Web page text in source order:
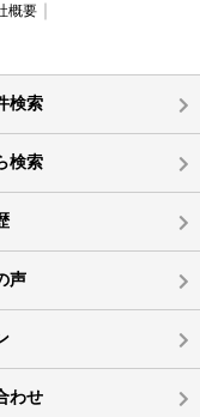
概要
検索
検索
声
わせ